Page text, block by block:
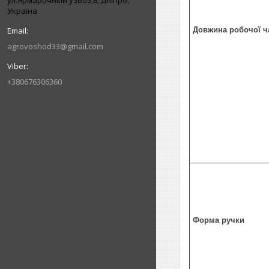
Україна
agrovoshod33@gmail.com
+380676306360
Довжина робочої
Форма ручки